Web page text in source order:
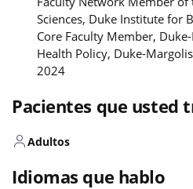
Sciences, Duke Institute for
Core Faculty Member,
Health Policy, Duke-
2024
Pacientes que usted
Adultos
Idiomas que hablo